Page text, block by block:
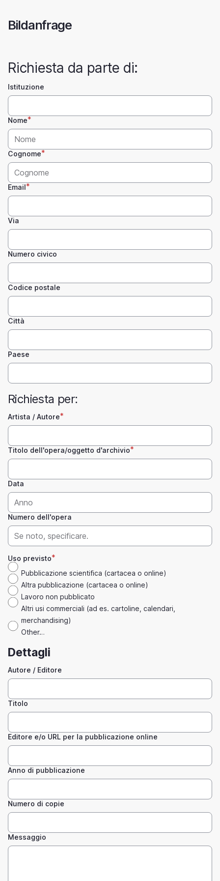
main
Bildanfrage
Richiesta da parte di:
Istituzione
Nome
Cognome
Email
Via
Numero civico
Codice postale
Città
Paese
Richiesta per:
Artista / Autore
Titolo dell'opera/oggetto d'archivio
Data
Numero dell'opera
Uso previsto
Pubblicazione scientifica (cartacea o online)
Altra pubblicazione (cartacea o online)
Lavoro non pubblicato
Altri usi commerciali (ad es. cartoline, calendari,
merchandising)
Other…
Dettagli
Autore / Editore
Titolo
Editore e/o URL per la pubblicazione online
Anno di pubblicazione
Numero di copie
Messaggio